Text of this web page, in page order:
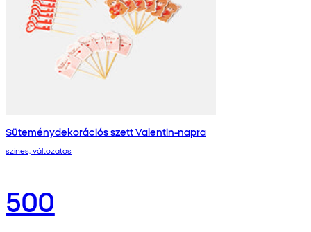
Süteménydekorációs szett Valentin-napra
színes, változatos
500